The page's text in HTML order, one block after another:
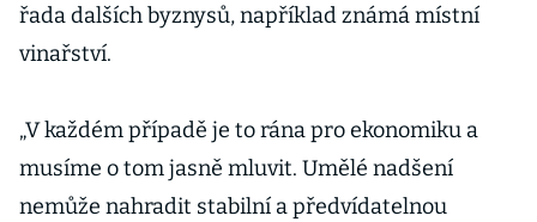
řada dalších byznysů, například známá místní
vinařství.
„V každém případě je to rána pro ekonomiku a
musíme o tom jasně mluvit. Umělé nadšení
nemůže nahradit stabilní a předvídatelnou